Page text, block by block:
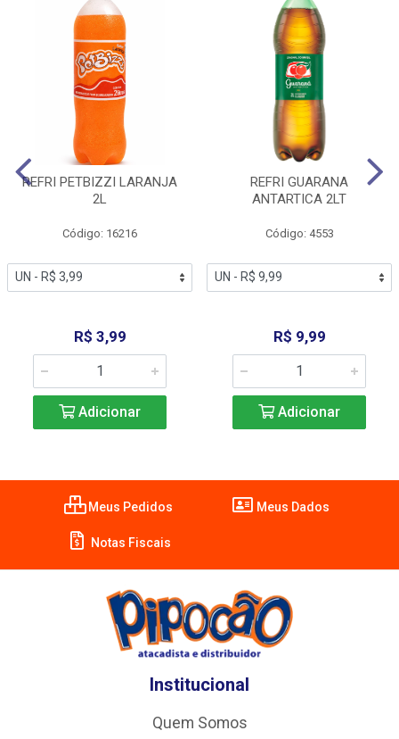
REFRI PETBIZZI LARANJA
2L
Código: 16216
R$ 3,99
Adicionar
REFRI GUARANA
ANTARTICA 2LT
Código: 4553
R$ 9,99
Adicionar
Meus Pedidos Meus Dados
Notas Fiscais
Institucional
Quem Somos